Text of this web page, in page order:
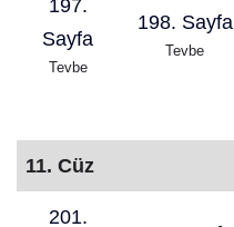
197.
Sayfa
Tevbe
198. Sayfa
Tevbe
11. Cüz
201.